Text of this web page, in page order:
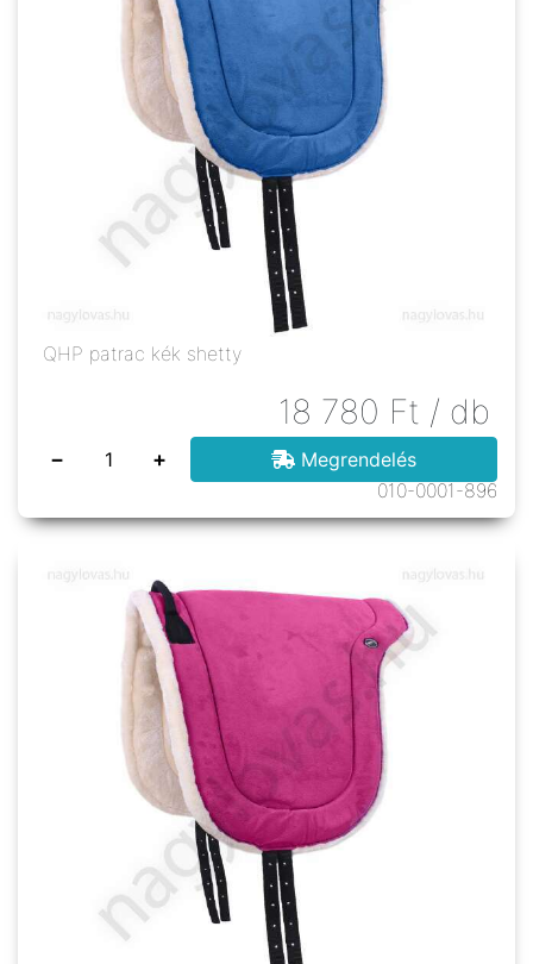
QHP patrac kék shetty
18 780 Ft / db
− +
Megrendelés
010-0001-896